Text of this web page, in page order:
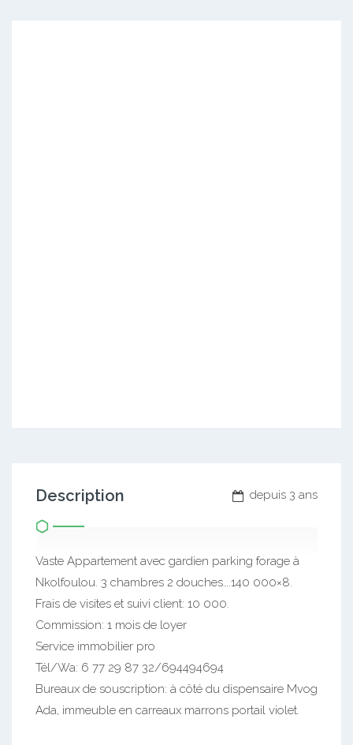
depuis 3 ans
Description
Vaste Appartement avec gardien parking forage à
Nkolfoulou. 3 chambres 2 douches….140 000×8.
Frais de visites et suivi client: 10 000.
Commission: 1 mois de loyer
Service immobilier pro
Tél/Wa: 6 77 29 87 32/694494694
Bureaux de souscription: à côté du dispensaire Mvog
Ada, immeuble en carreaux marrons portail violet.